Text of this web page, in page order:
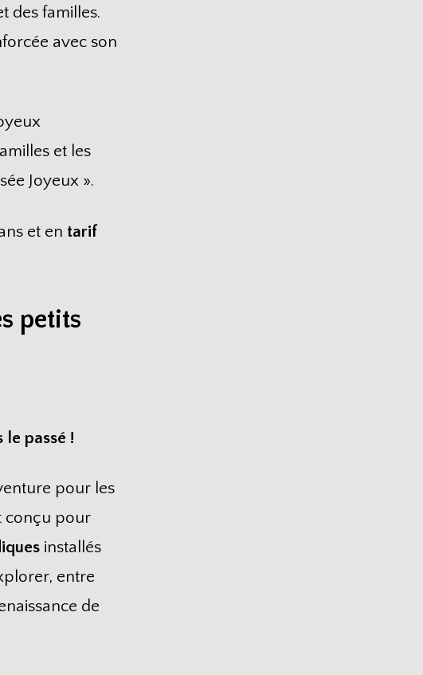
des familles.
avec son
et les
Joyeux ».
et en tarif
petits
le passé !
pour les
conçu pour
installés
entre
de